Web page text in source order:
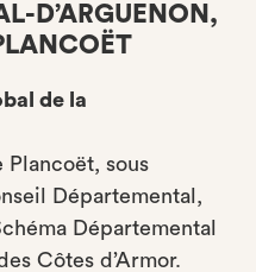
D’ARGUENON,
de la
sous
Départemental,
Départemental
Côtes d’Armor.